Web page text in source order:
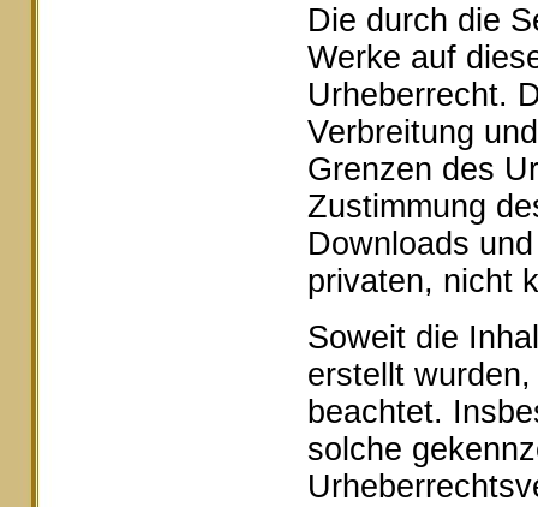
Die durch die
Werke auf
Urheberrecht.
Verbreitung
Grenzen des
Zustimmung
Downloads
privaten, nicht
Soweit die
erstellt
beachtet.
solche